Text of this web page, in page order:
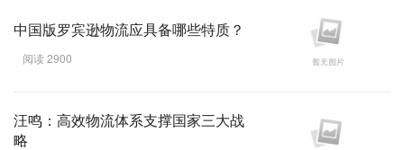
中国版罗宾逊物流应具备哪些特质？
阅读 2900
汪鸣：高效物流体系支撑国家三大战
略